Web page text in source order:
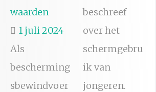
waarden
1 juli 2024
Als
bescherming
sbewindvoer
beschreef
over het
schermgebru
ik van
jongeren.